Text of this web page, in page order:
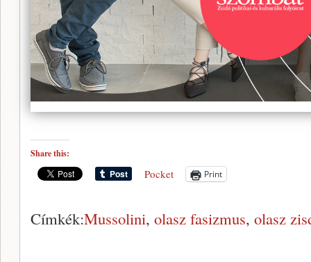
Share this:
Pocket Print
Címkék:Mussolini, olasz fasizmus, olasz